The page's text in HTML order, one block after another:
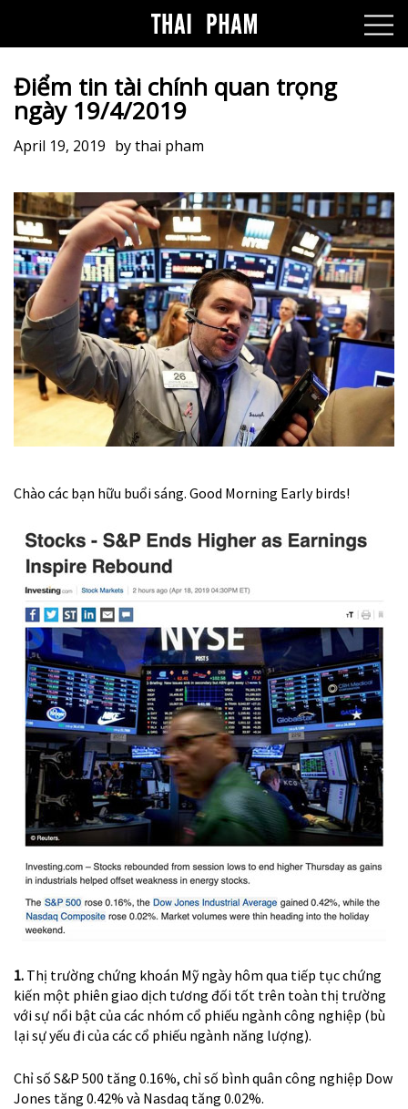
Điểm tin tài chính quan trọng
ngày 19/4/2019
April 19, 2019 bythai pham
Chào các bạn hữu buổi sáng. Good Morning Early birds!
1. Thị trường chứng khoán Mỹ ngày hôm qua tiếp tục chứng
kiến một phiên giao dịch tương đối tốt trên toàn thị trường
với sự nổi bật của các nhóm cổ phiếu ngành công nghiệp (bù
lại sự yếu đi của các cổ phiếu ngành năng lượng).
Chỉ số S&P 500 tăng 0.16%, chỉ số bình quân công nghiệp Dow
Jones tăng 0.42% và Nasdaq tăng 0.02%.